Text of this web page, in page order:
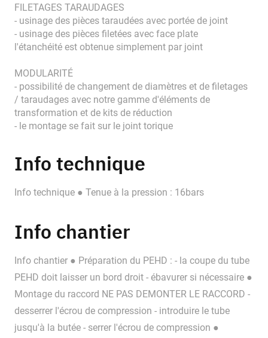
FILETAGES TARAUDAGES
- usinage des pièces taraudées avec portée de joint
- usinage des pièces filetées avec face plate
l'étanchéité est obtenue simplement par joint
MODULARITÉ
- possibilité de changement de diamètres et de filetages
/ taraudages avec notre gamme d'éléments de
transformation et de kits de réduction
- le montage se fait sur le joint torique
Info technique
Info technique ● Tenue à la pression : 16bars
Info chantier
Info chantier ● Préparation du PEHD : - la coupe du tube
PEHD doit laisser un bord droit - ébavurer si nécessaire ●
Montage du raccord NE PAS DEMONTER LE RACCORD -
desserrer l'écrou de compression - introduire le tube
jusqu'à la butée - serrer l'écrou de compression ●